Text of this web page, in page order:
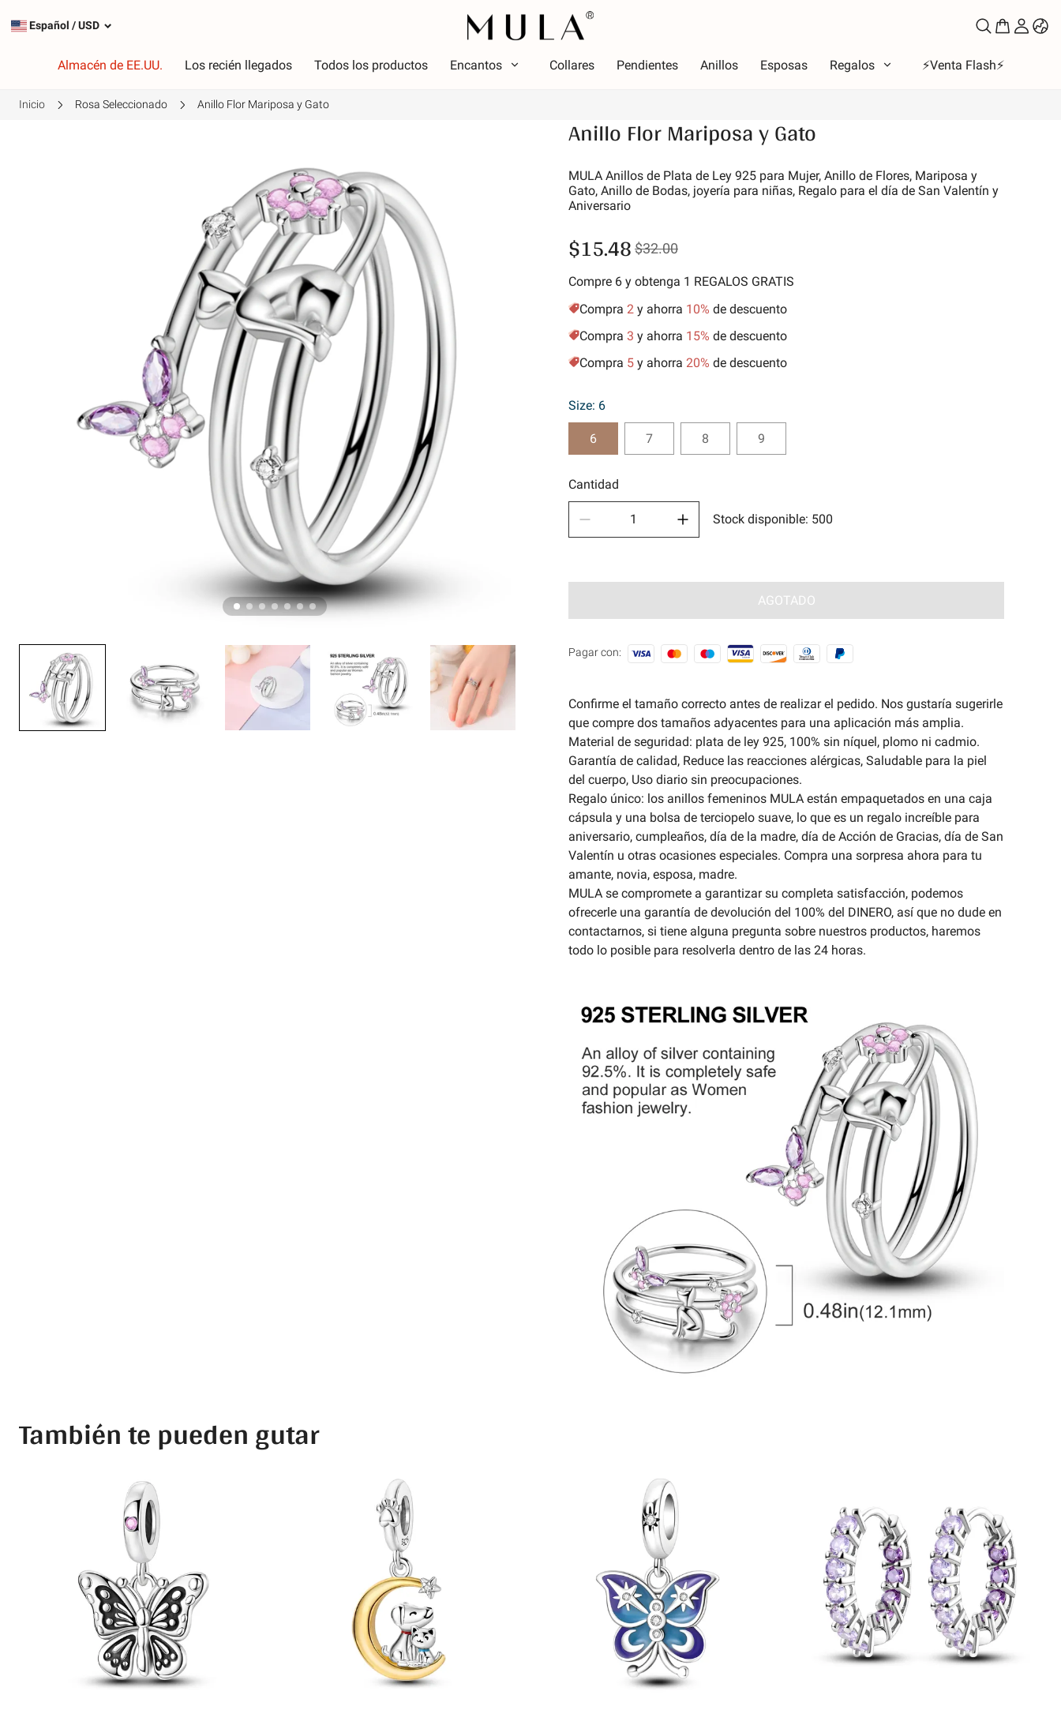
Español /USD
Almacén de EE.UU. Los recién llegados Todos los productos Encantos Collares Pendientes Anillos Esposas Regalos ⚡️Venta Flash⚡️
Rosa
Verde
Púrpura
Amarillo dorado
Tema
Luminoso
Alfabeto
Amigos de la familia
Animales y Mascotas
Aficiones
Inicio Rosa Seleccionado Anillo Flor Mariposa y Gato
Anillo Flor Mariposa y Gato
MULA Anillos de Plata de Ley 925 para Mujer, Anillo de Flores, Mariposa y
Gato, Anillo de Bodas, joyería para niñas, Regalo para el día de San Valentín y
Aniversario
$15.48 $32.00
Compre 6 y obtenga 1 REGALOS GRATIS
Compra 2 y ahorra 10% de descuento
Compra 3 y ahorra 15% de descuento
Compra 5 y ahorra 20% de descuento
Size: 6
6 7 8 9
Cantidad
Stock disponible: 500
AGOTADO
Pagar con:
Confirme el tamaño correcto antes de realizar el pedido. Nos gustaría sugerirle
que compre dos tamaños adyacentes para una aplicación más amplia.
Material de seguridad: plata de ley 925, 100% sin níquel, plomo ni cadmio.
Garantía de calidad, Reduce las reacciones alérgicas, Saludable para la piel
del cuerpo, Uso diario sin preocupaciones.
Regalo único: los anillos femeninos MULA están empaquetados en una caja
cápsula y una bolsa de terciopelo suave, lo que es un regalo increíble para
aniversario, cumpleaños, día de la madre, día de Acción de Gracias, día de San
Valentín u otras ocasiones especiales. Compra una sorpresa ahora para tu
amante, novia, esposa, madre.
MULA se compromete a garantizar su completa satisfacción, podemos
ofrecerle una garantía de devolución del 100% del DINERO, así que no dude en
contactarnos, si tiene alguna pregunta sobre nuestros productos, haremos
todo lo posible para resolverla dentro de las 24 horas.
También te pueden gutar